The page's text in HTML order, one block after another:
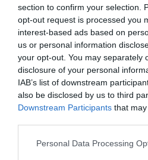
section to confirm your selection.
opt-out request is processed you
interest-based ads based on
us or personal information
your opt-out. You may separately
disclosure of your personal
IAB’s list of downstream
also be disclosed by us to third
Downstream Participants that
Please note that this website/app
Personal Data Processing